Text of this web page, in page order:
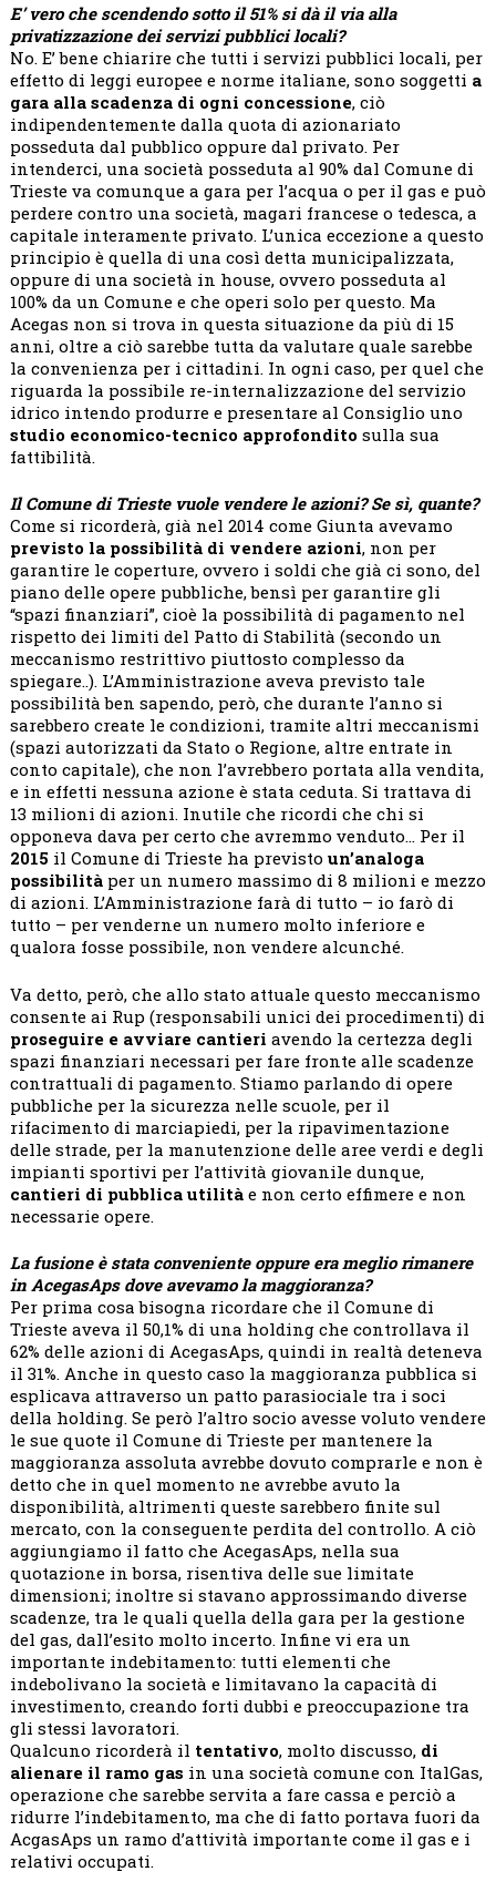
E’ vero che scendendo sotto il 51% si dà il via alla
privatizzazione dei servizi pubblici locali?
No. E’ bene chiarire che tutti i servizi pubblici locali, per
effetto di leggi europee e norme italiane, sono soggetti a
gara alla scadenza di ogni concessione, ciò
indipendentemente dalla quota di azionariato
posseduta dal pubblico oppure dal privato. Per
intenderci, una società posseduta al 90% dal Comune di
Trieste va comunque a gara per l’acqua o per il gas e può
perdere contro una società, magari francese o tedesca, a
capitale interamente privato. L’unica eccezione a questo
principio è quella di una così detta municipalizzata,
oppure di una società in house, ovvero posseduta al
100% da un Comune e che operi solo per questo. Ma
Acegas non si trova in questa situazione da più di 15
anni, oltre a ciò sarebbe tutta da valutare quale sarebbe
la convenienza per i cittadini. In ogni caso, per quel che
riguarda la possibile re-internalizzazione del servizio
idrico intendo produrre e presentare al Consiglio uno
studio economico-tecnico approfondito sulla sua
fattibilità.
Il Comune di Trieste vuole vendere le azioni? Se sì, quante?
Come si ricorderà, già nel 2014 come Giunta avevamo
previsto la possibilità di vendere azioni, non per
garantire le coperture, ovvero i soldi che già ci sono, del
piano delle opere pubbliche, bensì per garantire gli
“spazi finanziari”, cioè la possibilità di pagamento nel
rispetto dei limiti del Patto di Stabilità (secondo un
meccanismo restrittivo piuttosto complesso da
spiegare..). L’Amministrazione aveva previsto tale
possibilità ben sapendo, però, che durante l’anno si
sarebbero create le condizioni, tramite altri meccanismi
(spazi autorizzati da Stato o Regione, altre entrate in
conto capitale), che non l’avrebbero portata alla vendita,
e in effetti nessuna azione è stata ceduta. Si trattava di
13 milioni di azioni. Inutile che ricordi che chi si
opponeva dava per certo che avremmo venduto… Per il
2015 il Comune di Trieste ha previsto un’analoga
possibilitàper un numero massimo di 8 milioni e mezzo
di azioni. L’Amministrazione farà di tutto – io farò di
tutto – per venderne un numero molto inferiore e
qualora fosse possibile, non vendere alcunché.
Va detto, però, che allo stato attuale questo meccanismo
consente ai Rup (responsabili unici dei procedimenti) di
proseguire e avviare cantieri avendo la certezza degli
spazi finanziari necessari per fare fronte alle scadenze
contrattuali di pagamento. Stiamo parlando di opere
pubbliche per la sicurezza nelle scuole, per il
rifacimento di marciapiedi, per la ripavimentazione
delle strade, per la manutenzione delle aree verdi e degli
impianti sportivi per l’attività giovanile dunque,
cantieri di pubblica utilitàe non certo effimere e non
necessarie opere.
La fusione è stata conveniente oppure era meglio rimanere
in AcegasAps dove avevamo la maggioranza?
Per prima cosa bisogna ricordare che il Comune di
Trieste aveva il 50,1% di una holding che controllava il
62% delle azioni di AcegasAps, quindi in realtà deteneva
il 31%. Anche in questo caso la maggioranza pubblica si
esplicava attraverso un patto parasiociale tra i soci
della holding. Se però l’altro socio avesse voluto vendere
le sue quote il Comune di Trieste per mantenere la
maggioranza assoluta avrebbe dovuto comprarle e non è
detto che in quel momento ne avrebbe avuto la
disponibilità, altrimenti queste sarebbero finite sul
mercato, con la conseguente perdita del controllo. A ciò
aggiungiamo il fatto che AcegasAps, nella sua
quotazione in borsa, risentiva delle sue limitate
dimensioni; inoltre si stavano approssimando diverse
scadenze, tra le quali quella della gara per la gestione
del gas, dall’esito molto incerto. Infine vi era un
importante indebitamento: tutti elementi che
indebolivano la società e limitavano la capacità di
investimento, creando forti dubbi e preoccupazione tra
gli stessi lavoratori.
Qualcuno ricorderà il tentativo, molto discusso, di
alienare il ramo gas in una società comune con ItalGas,
operazione che sarebbe servita a fare cassa e perciò a
ridurre l’indebitamento, ma che di fatto portava fuori da
AcgasAps un ramo d’attività importante come il gas e i
relativi occupati.